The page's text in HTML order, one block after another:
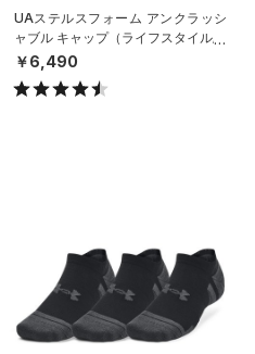
UAステルスフォーム アンクラッシ
ャブル キャップ（ライフスタイル/U
NISEX）
￥6,490